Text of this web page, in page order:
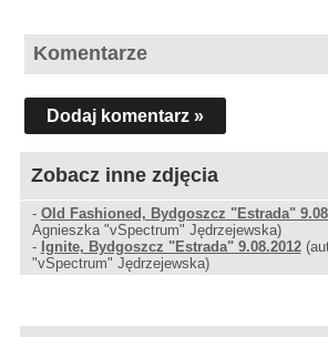
Komentarze
Dodaj komentarz »
Zobacz inne zdjęcia
- Old Fashioned, Bydgoszcz "Estrada"
Agnieszka "vSpectrum" Jędrzejewska)
- Ignite, Bydgoszcz "Estrada" 9.08.2012
"vSpectrum" Jędrzejewska)